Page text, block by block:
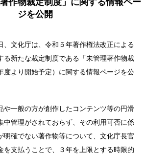
作物裁定制度」に関する情報ペー
ジを公開
、文化庁は、令和５年著作権法改正による
る新たな裁定制度である「未管理著作物裁
度より開始予定）に関する情報ページを公
や一般の方が創作したコンテンツ等の円滑
中管理がされておらず、その利用可否に係
明確でない著作物等について、文化庁長官
を支払うことで、３年を上限とする時限的